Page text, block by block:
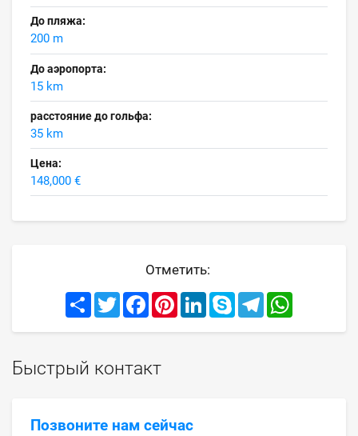
До пляжа:
200 m
До аэропорта:
15 km
расстояние до гольфа:
35 km
Цена:
148,000 €
Отметить:
Share TwitterFacebookPinterestLinkedInSkype Telegram
Быстрый контакт
Позвоните нам сейчас